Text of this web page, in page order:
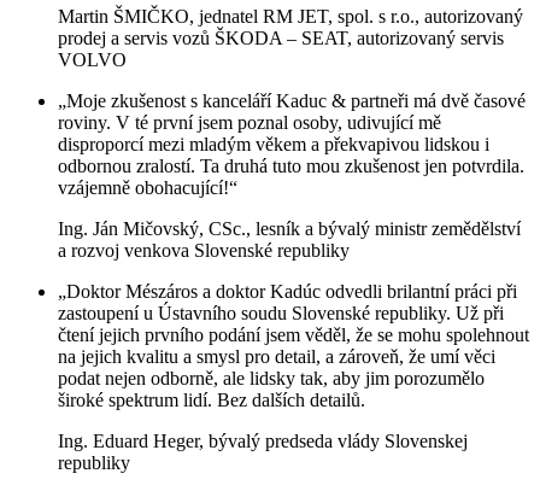
Martin ŠMIČKO, jednatel RM JET, spol. s r.o., autorizovaný
prodej a servis vozů ŠKODA – SEAT, autorizovaný servis
VOLVO
„Moje zkušenost s kanceláří Kaduc & partneři má dvě časové
roviny. V té první jsem poznal osoby, udivující mě
disproporcí mezi mladým věkem a překvapivou lidskou i
odbornou zralostí. Ta druhá tuto mou zkušenost jen potvrdila.
vzájemně obohacující!“
Ing. Ján Mičovský, CSc., lesník a bývalý ministr zemědělství
a rozvoj venkova Slovenské republiky
„Doktor Mészáros a doktor Kadúc odvedli brilantní práci při
zastoupení u Ústavního soudu Slovenské republiky. Už při
čtení jejich prvního podání jsem věděl, že se mohu spolehnout
na jejich kvalitu a smysl pro detail, a zároveň, že umí věci
podat nejen odborně, ale lidsky tak, aby jim porozumělo
široké spektrum lidí. Bez dalších detailů.
Ing. Eduard Heger, bývalý predseda vlády Slovenskej
republiky